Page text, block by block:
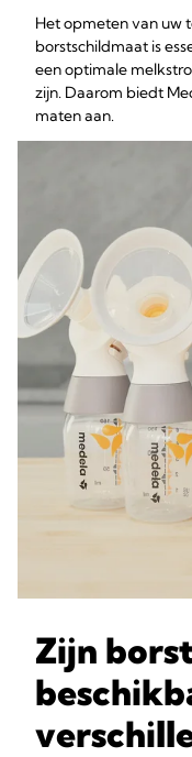
Het opmeten van uw
borstschildmaat is
een optimale
zijn. Daarom biedt
maten aan.
Zijn